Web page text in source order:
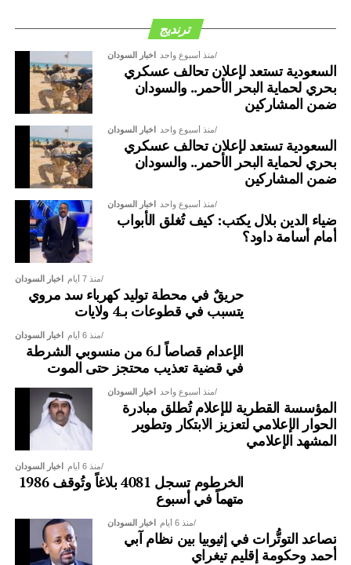
ترنديج
اخبار السودان منذ أسبوع واحد
السعودية تستعد لإعلان تحالف عسكري
بحري لحماية البحر الأحمر.. والسودان
ضمن المشاركين
اخبار السودان منذ أسبوع واحد
السعودية تستعد لإعلان تحالف عسكري
بحري لحماية البحر الأحمر.. والسودان
ضمن المشاركين
اخبار السودان منذ أسبوع واحد
ضياء الدين بلال يكتب: كيف تُغلق الأبواب
أمام أسامة داود؟
اخبار السودان منذ 7 أيام
حريقٌ في محطة توليد كهرباء سد مروي
يتسبب في قطوعات بـ4 ولايات
اخبار السودان منذ 6 أيام
الإعدام قصاصاً لـ6 من منسوبي الشرطة
في قضية تعذيب محتجز حتى الموت
اخبار السودان منذ أسبوع واحد
المؤسسة القطرية للإعلام تُطلق مبادرة
الحوار الإعلامي لتعزيز الابتكار وتطوير
المشهد الإعلامي
اخبار السودان منذ 6 أيام
الخرطوم تسجل 4081 بلاغاً وتُوقف 1986
متهماً في أسبوع
اخبار السودان منذ 6 أيام
تصاعد التوتُّرات في إثيوبيا بين نظام آبي
أحمد وحكومة إقليم تيغراي